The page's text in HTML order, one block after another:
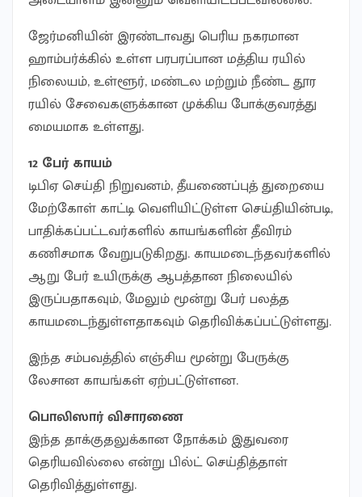
ஜேர்மனியின் இரண்டாவது பெரிய நகரமான
ஹாம்பர்க்கில் உள்ள பரபரப்பான மத்திய ரயில்
நிலையம், உள்ளூர், மண்டல மற்றும் நீண்ட தூர
ரயில் சேவைகளுக்கான முக்கிய போக்குவரத்து
மையமாக உள்ளது.
12 பேர் காயம்
டிபிஏ செய்தி நிறுவனம், தீயணைப்புத் துறையை
மேற்கோள் காட்டி வெளியிட்டுள்ள செய்தியின்படி,
பாதிக்கப்பட்டவர்களில் காயங்களின் தீவிரம்
கணிசமாக வேறுபடுகிறது. காயமடைந்தவர்களில்
ஆறு பேர் உயிருக்கு ஆபத்தான நிலையில்
இருப்பதாகவும், மேலும் மூன்று பேர் பலத்த
காயமடைந்துள்ளதாகவும் தெரிவிக்கப்பட்டுள்ளது.
இந்த சம்பவத்தில் எஞ்சிய மூன்று பேருக்கு
லேசான காயங்கள் ஏற்பட்டுள்ளன.
பொலிஸார் விசாரணை
இந்த தாக்குதலுக்கான நோக்கம் இதுவரை
தெரியவில்லை என்று பில்ட் செய்தித்தாள்
தெரிவித்துள்ளது.